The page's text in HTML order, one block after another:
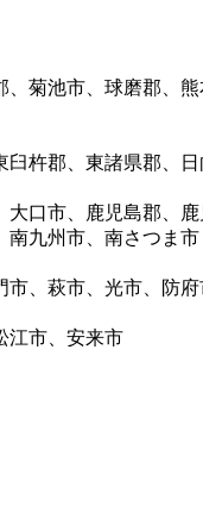
菊池市、球磨郡、
杵郡、東諸県郡、
口市、鹿児島郡、
南九州市、南さつま市
、萩市、光市、防
江市、安来市